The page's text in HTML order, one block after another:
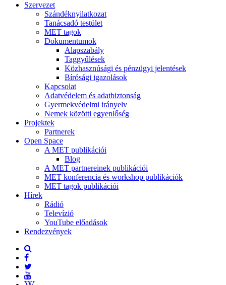
Szervezet
Szándéknyilatkozat
Tanácsadó testület
MET tagok
Dokumentumok
Alapszabály
Taggyűlések
Közhasznúsági és pénzügyi jelentések
Bírósági igazolások
Kapcsolat
Adatvédelem és adatbiztonság
Gyermekvédelmi irányelv
Nemek közötti egyenlőség
Projektek
Partnerek
Open Space
A MET publikációi
Blog
A MET partnereinek publikációi
MET konferencia és workshop publikációk
MET tagok publikációi
Hírek
Rádió
Televízió
YouTube előadások
Rendezvények